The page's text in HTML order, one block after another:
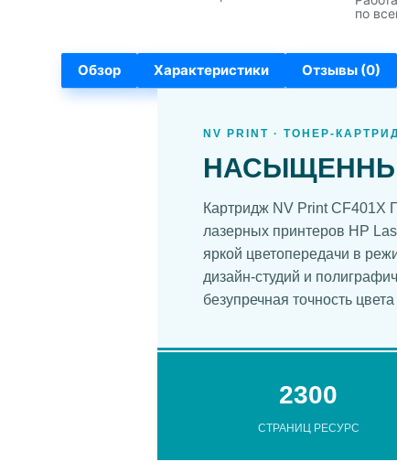
по
Обзор Характеристики Отзывы (0)
NV PRINT · ТОНЕР-
Картридж NV Print CF401X
лазерных принтеров HP
яркой цветопередачи в
дизайн-студий и
безупречная точность
2300
СТРАНИЦ РЕСУРС